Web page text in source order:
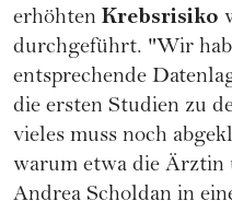
erhöhten Krebsrisiko
durchgeführt. "Wir
entsprechende
die ersten Studien zu
vieles muss noch
warum etwa die
Andrea Scholdan in